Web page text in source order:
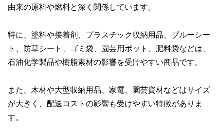
由来の原料や燃料と深く関係しています。
特に、塗料や接着剤、プラスチック収納用品、ブルーシー
ト、防草シート、ゴミ袋、園芸用ポット、肥料袋などは、
石油化学製品や樹脂素材の影響を受けやすい商品です。
また、木材や大型収納用品、家電、園芸資材などはサイズ
が大きく、配送コストの影響も受けやすい特徴がありま
す。